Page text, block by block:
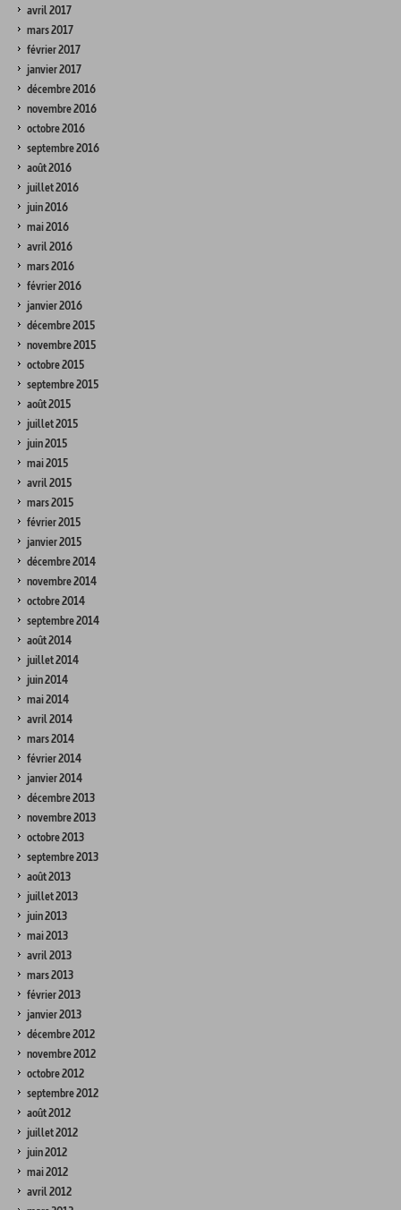
avril 2017
mars 2017
février 2017
janvier 2017
décembre 2016
novembre 2016
octobre 2016
septembre 2016
août 2016
juillet 2016
juin 2016
mai 2016
avril 2016
mars 2016
février 2016
janvier 2016
décembre 2015
novembre 2015
octobre 2015
septembre 2015
août 2015
juillet 2015
juin 2015
mai 2015
avril 2015
mars 2015
février 2015
janvier 2015
décembre 2014
novembre 2014
octobre 2014
septembre 2014
août 2014
juillet 2014
juin 2014
mai 2014
avril 2014
mars 2014
février 2014
janvier 2014
décembre 2013
novembre 2013
octobre 2013
septembre 2013
août 2013
juillet 2013
juin 2013
mai 2013
avril 2013
mars 2013
février 2013
janvier 2013
décembre 2012
novembre 2012
octobre 2012
septembre 2012
août 2012
juillet 2012
juin 2012
mai 2012
avril 2012